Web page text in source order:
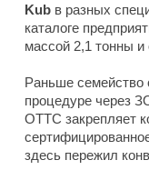
Kub в разных
каталоге
массой 2,1 тонны
Раньше семейство
процедуре через
ОТТС закрепляет
здесь пережил